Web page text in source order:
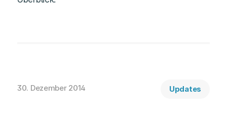
30. Dezember 2014 Updates